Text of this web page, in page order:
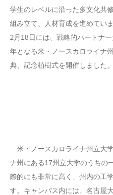
学生のレベルに沿った多文化共
組み立て、人材育成を進めていま
2月18日には、戦略的パートナ
年となる米・ノースカロライナ
典、記念植樹式を開催しました。
米・ノースカロライナ州立大
ナ州にある17州立大学のうちの
際的にも非常に高く、州内の工
す。キャンパス内には、名古屋